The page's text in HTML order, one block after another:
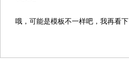
哦，可能是模板不一样吧，我再看下